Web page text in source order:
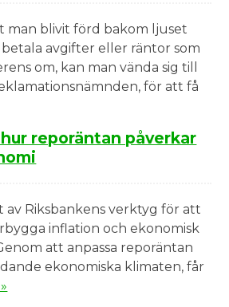
man blivit förd bakom ljuset
avgifter eller räntor som
om, kan man vända sig till
för att få
reporäntan påverkar
av Riksbankens verktyg för att
inflation och ekonomisk
att anpassa reporäntan
ekonomiska klimaten, får